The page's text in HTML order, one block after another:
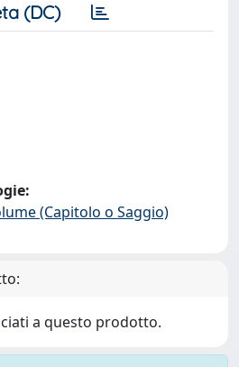
(DC)
(Capitolo o Saggio)
a questo prodotto.